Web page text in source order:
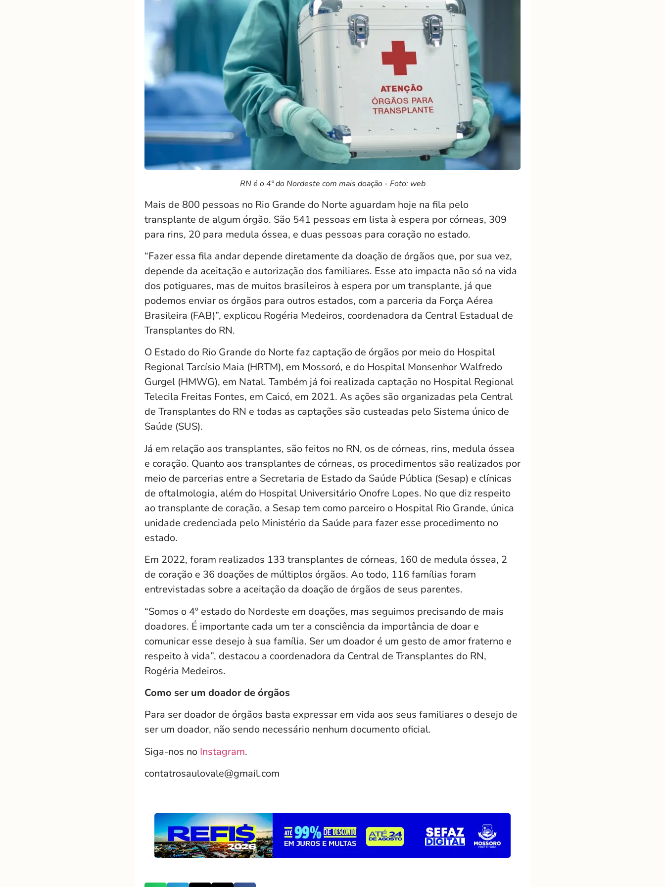
RN é o 4º do Nordeste com mais doação - Foto: web
Mais de 800 pessoas no Rio Grande do Norte aguardam hoje na fila pelo
transplante de algum órgão. São 541 pessoas em lista à espera por córneas, 309
para rins, 20 para medula óssea, e duas pessoas para coração no estado.
“Fazer essa fila andar depende diretamente da doação de órgãos que, por sua vez,
depende da aceitação e autorização dos familiares. Esse ato impacta não só na vida
dos potiguares, mas de muitos brasileiros à espera por um transplante, já que
podemos enviar os órgãos para outros estados, com a parceria da Força Aérea
Brasileira (FAB)”, explicou Rogéria Medeiros, coordenadora da Central Estadual de
Transplantes do RN.
O Estado do Rio Grande do Norte faz captação de órgãos por meio do Hospital
Regional Tarcísio Maia (HRTM), em Mossoró, e do Hospital Monsenhor Walfredo
Gurgel (HMWG), em Natal. Também já foi realizada captação no Hospital Regional
Telecila Freitas Fontes, em Caicó, em 2021. As ações são organizadas pela Central
de Transplantes do RN e todas as captações são custeadas pelo Sistema único de
Saúde (SUS).
Já em relação aos transplantes, são feitos no RN, os de córneas, rins, medula óssea
e coração. Quanto aos transplantes de córneas, os procedimentos são realizados por
meio de parcerias entre a Secretaria de Estado da Saúde Pública (Sesap) e clínicas
de oftalmologia, além do Hospital Universitário Onofre Lopes. No que diz respeito
ao transplante de coração, a Sesap tem como parceiro o Hospital Rio Grande, única
unidade credenciada pelo Ministério da Saúde para fazer esse procedimento no
estado.
Em 2022, foram realizados 133 transplantes de córneas, 160 de medula óssea, 2
de coração e 36 doações de múltiplos órgãos. Ao todo, 116 famílias foram
entrevistadas sobre a aceitação da doação de órgãos de seus parentes.
“Somos o 4º estado do Nordeste em doações, mas seguimos precisando de mais
doadores. É importante cada um ter a consciência da importância de doar e
comunicar esse desejo à sua família. Ser um doador é um gesto de amor fraterno e
respeito à vida”, destacou a coordenadora da Central de Transplantes do RN,
Rogéria Medeiros.
Como ser um doador de órgãos
Para ser doador de órgãos basta expressar em vida aos seus familiares o desejo de
ser um doador, não sendo necessário nenhum documento oficial.
Siga-nos no Instagram.
contatrosaulovale@gmail.com